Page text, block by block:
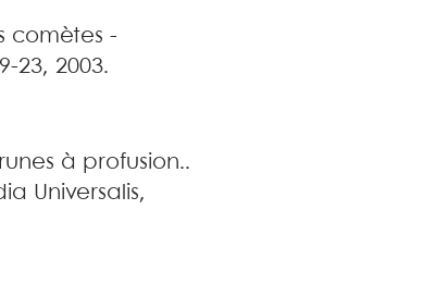
comètes -
23, 2003.
à profusion..
Universalis,